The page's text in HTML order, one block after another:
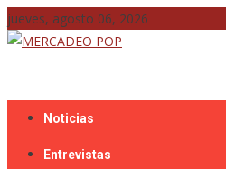
Skip
to
jueves, agosto 06, 2026
Noticias
Entrevistas